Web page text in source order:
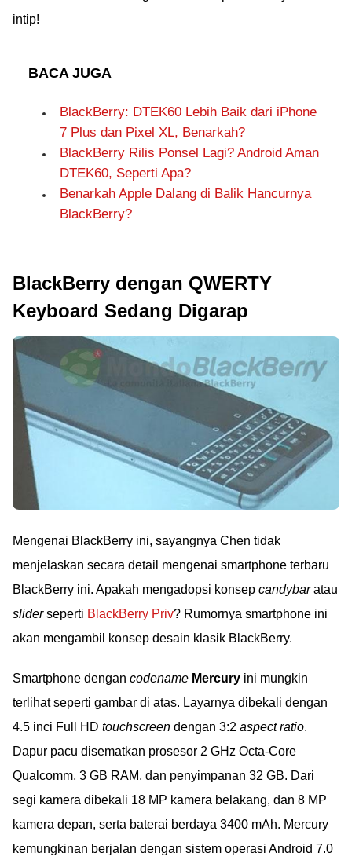
intip!
BACA JUGA
BlackBerry: DTEK60 Lebih Baik dari iPhone
7 Plus dan Pixel XL, Benarkah?
BlackBerry Rilis Ponsel Lagi? Android Aman
DTEK60, Seperti Apa?
Benarkah Apple Dalang di Balik Hancurnya
BlackBerry?
BlackBerry dengan QWERTY
Keyboard Sedang Digarap
Mengenai BlackBerry ini, sayangnya Chen tidak
menjelaskan secara detail mengenai smartphone terbaru
BlackBerry ini. Apakah mengadopsi konsep candybaratau
sliderseperti BlackBerry Priv? Rumornya smartphone ini
akan mengambil konsep desain klasik BlackBerry.
Smartphone dengan codename Mercury ini mungkin
terlihat seperti gambar di atas. Layarnya dibekali dengan
4.5 inci Full HD touchscreen dengan 3:2 aspect ratio.
Dapur pacu disematkan prosesor 2 GHz Octa-Core
Qualcomm, 3 GB RAM, dan penyimpanan 32 GB. Dari
segi kamera dibekali 18 MP kamera belakang, dan 8 MP
kamera depan, serta baterai berdaya 3400 mAh. Mercury
kemungkinan berjalan dengan sistem operasi Android 7.0